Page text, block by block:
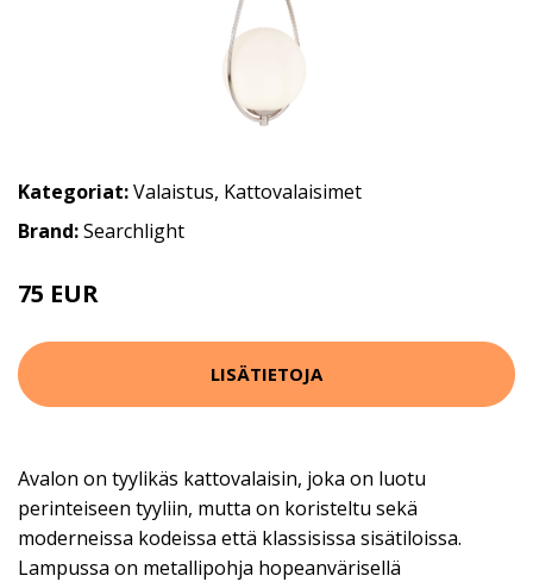
Kategoriat:Valaistus, Kattovalaisimet
Brand:Searchlight
75 EUR
LISÄTIETOJA
Avalon on tyylikäs kattovalaisin, joka on luotu
perinteiseen tyyliin, mutta on koristeltu sekä
moderneissa kodeissa että klassisissa sisätiloissa.
Lampussa on metallipohja hopeanvärisellä